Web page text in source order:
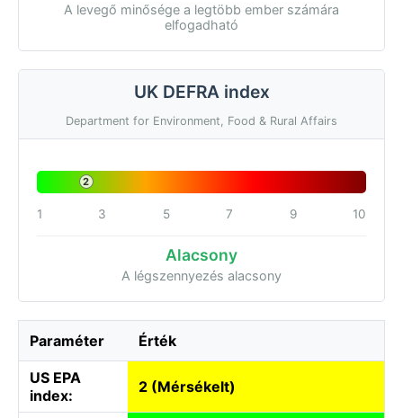
A levegő minősége a legtöbb ember számára
elfogadható
UK DEFRA index
Department for Environment, Food & Rural Affairs
2
1 3 5 7 9 10
Alacsony
A légszennyezés alacsony
Paraméter Érték
US EPA
index:
2 (Mérsékelt)